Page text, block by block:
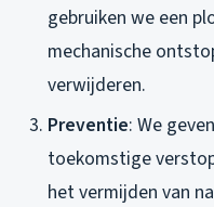
gebruiken we een
mechanische
verwijderen.
Preventie: We
toekomstige
het vermijden van